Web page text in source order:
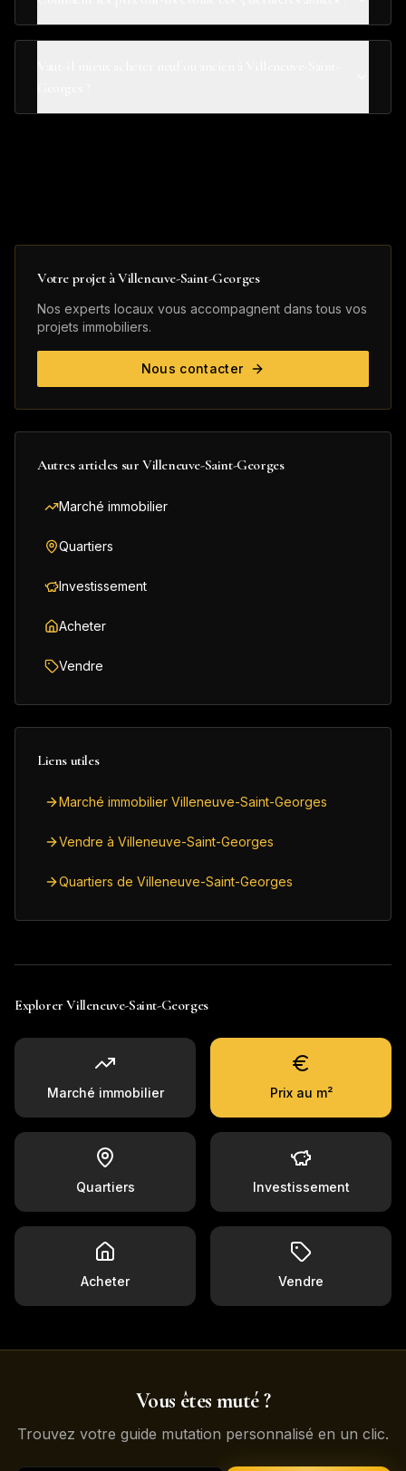
Votre projet àVilleneuve-Saint-Georges
Nos experts locaux vous accompagnent dans tous vos
projets immobiliers.
Nous contacter
Autres articles sur Villeneuve-Saint-Georges
Marché immobilier
Quartiers
Investissement
Acheter
Vendre
Liens utiles
Marché immobilier Villeneuve-Saint-Georges
Vendre à Villeneuve-Saint-Georges
Quartiers de Villeneuve-Saint-Georges
ExplorerVilleneuve-Saint-Georges
Marché immobilier Prix au m²
Quartiers Investissement
Acheter Vendre
Vous êtes muté ?
Trouvez votre guide mutation personnalisé en un clic.